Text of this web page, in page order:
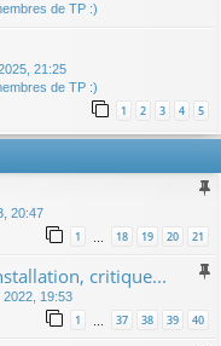
de TP :)
21:25
de TP :)
1 2 3 4 5
20:47
1 … 18 19 20 21
critique...
2022, 19:53
1 … 37 38 39 40